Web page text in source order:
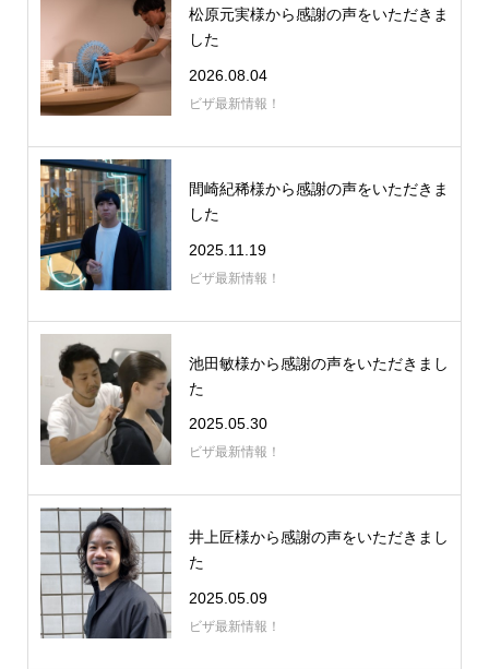
松原元実様から感謝の声をいただきま
した
2026.08.04
ビザ最新情報！
間崎紀稀様から感謝の声をいただきま
した
2025.11.19
ビザ最新情報！
池田敏様から感謝の声をいただきまし
た
2025.05.30
ビザ最新情報！
井上匠様から感謝の声をいただきまし
た
2025.05.09
ビザ最新情報！